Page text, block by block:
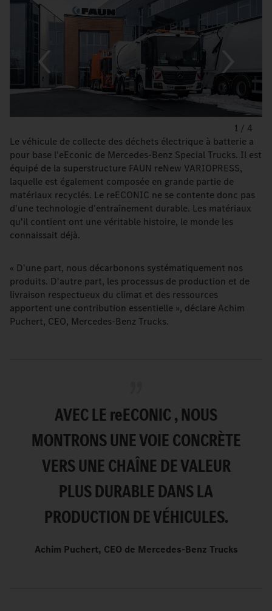
1 / 4
Le véhicule de collecte des déchets électrique à batterie a
pour base l'eEconic de Mercedes-Benz Special Trucks. Il est
équipé de la superstructure FAUN reNew VARIOPRESS,
laquelle est également composée en grande partie de
matériaux recyclés. Le reECONIC ne se contente donc pas
d'une technologie d'entraînement durable. Les matériaux
qu'il contient ont une véritable histoire, le monde les
connaissait déjà.
« D'une part, nous décarbonons systématiquement nos
produits. D'autre part, les processus de production et de
livraison respectueux du climat et des ressources
apportent une contribution essentielle », déclare Achim
Puchert, CEO, Mercedes-Benz Trucks.
AVEC LEreECONIC , NOUS
MONTRONS UNE VOIE CONCRÈTE
VERS UNE CHAÎNE DE VALEUR
PLUS DURABLE DANS LA
PRODUCTION DE VÉHICULES.
Achim Puchert, CEO de Mercedes-Benz Trucks